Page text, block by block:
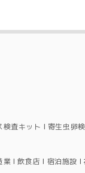
検査キット 寄生虫卵
業 飲食店 宿泊施設